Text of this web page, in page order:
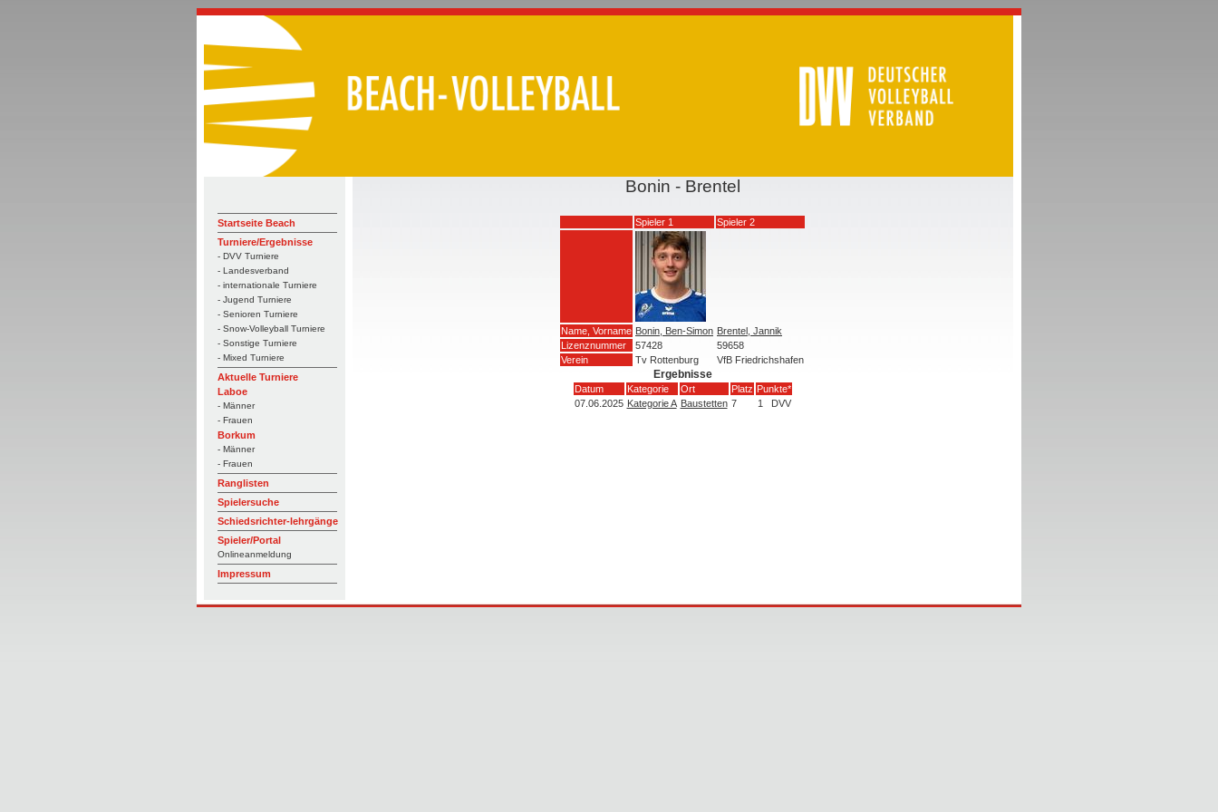
Startseite Beach
Turniere/Ergebnisse
- DVV Turniere
- Landesverband
- internationale Turniere
- Jugend Turniere
- Senioren Turniere
- Snow-Volleyball Turniere
- Sonstige Turniere
- Mixed Turniere
Aktuelle Turniere
Laboe
- Männer
- Frauen
Borkum
- Männer
- Frauen
Ranglisten
Spielersuche
Schiedsrichter-lehrgänge
Spieler/Portal
Onlineanmeldung
Impressum
Bonin - Brentel
Spieler 1 Spieler 2
Name, Vorname Bonin, Ben-Simon Brentel, Jannik
Lizenznummer
57428
59658
Verein
Tv Rottenburg VfB Friedrichshafen
Ergebnisse
Datum Kategorie Ort Platz Punkte*
07.06.2025 Kategorie A Baustetten 7 1 DVV